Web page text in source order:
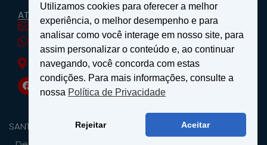
ATENDIMENTO
santosemattosimoveis@hotmail.com
(19) 9 9639-4985
Rua Floriano Peixoto, nº 27 - Centro - São João
da Boa Vista, SP
SANTOS & MATTOS IMÓVEIS - Copyright ® 2026 - Todos os
Direitos Reservados.
Utilizamos cookies para oferecer a melhor
experiência, o melhor desempenho e para
analisar como você interage em nosso site, para
assim personalizar o conteúdo e, ao continuar
navegando, você concorda com estas
condições. Para mais informações, consulte a
nossa Política de Privacidade
Rejeitar Aceitar